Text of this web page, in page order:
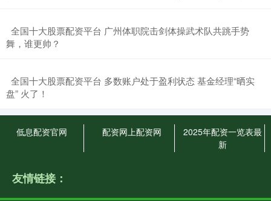
​全国十大股票配资平台 广州体职院击剑体操武术队共跳手势
舞，谁更帅？
​全国十大股票配资平台 多数账户处于盈利状态 基金经理“晒实
盘” 火了！
低息配资官网 配资网上配资网
2025年配资一览表最
新
友情链接：